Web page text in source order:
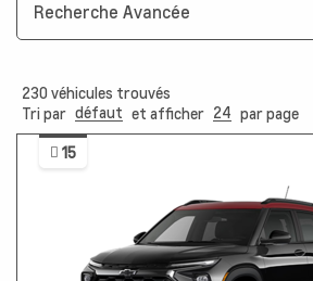
Recherche Avancée
230 véhicules trouvés
Tri par défaut et afficher 24 par page
15